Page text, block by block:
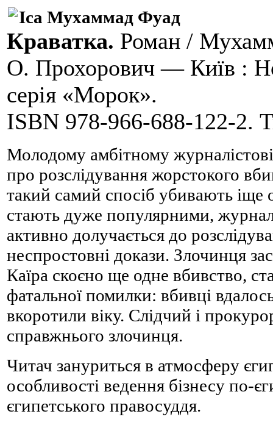
Іса Мухаммад Фуад
Краватка. Роман /
О. Прохорович — Київ :
серія «Морок».
ISBN 978-966-688-122-2.
Молодому амбітному
про розслідування жорстокого
такий самий спосіб убивають іще
стають дуже популярними,
активно долучається до
неспростовні докази. Злочинця
Каїра скоєно ще одне вбивство,
фатальної помилки: вбивці
вкоротили віку. Слідчий і
справжнього злочинця.
Читач зануриться в атмосферу
особливості ведення бізнесу по-
єгипетського правосуддя.